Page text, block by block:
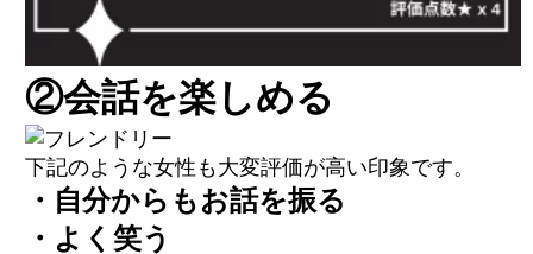
②会話を楽しめる
下記のような女性も大変評価が高い印象です。
・自分からもお話を振る
・よく笑う